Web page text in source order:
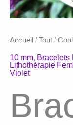
Accueil / Tout /
10 mm, Bracelets
Lithothérapie
Violet